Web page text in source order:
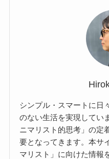
シンプル・スマートに日
のない生活を実現してい
ニマリスト的思考」の定
要となってきます。本サ
マリスト」に向けた情報